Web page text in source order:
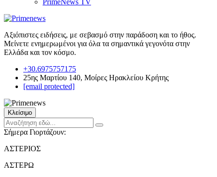
PrimeNews TV
Αξιόπιστες ειδήσεις, με σεβασμό στην παράδοση και το ήθος.
Μείνετε ενημερωμένοι για όλα τα σημαντικά γεγονότα στην
Ελλάδα και τον κόσμο.
+30.6975757175
25ης Μαρτίου 140, Μοίρες Ηρακλείου Κρήτης
[email protected]
Κλείσιμο
Σήμερα Γιορτάζουν:
ΑΣΤΕΡΙΟΣ
ΑΣΤΕΡΩ